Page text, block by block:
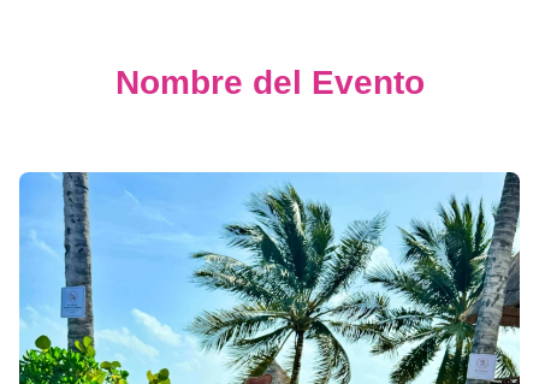
Nombre del Evento